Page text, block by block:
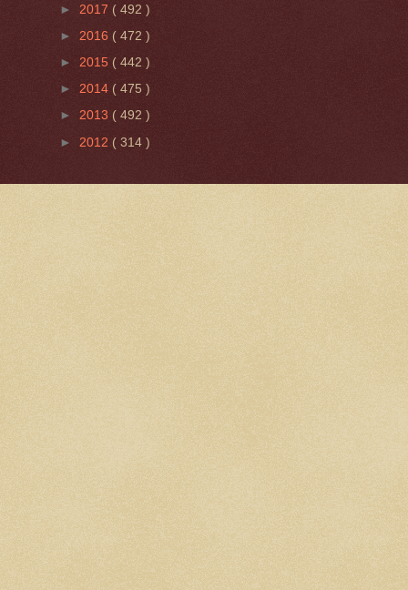
► 2017 ( 492 )
► 2016 ( 472 )
► 2015 ( 442 )
► 2014 ( 475 )
► 2013 ( 492 )
► 2012 ( 314 )